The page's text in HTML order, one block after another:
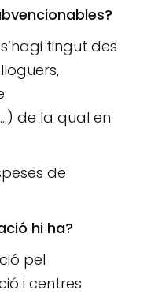
tingut des
de la qual en
de
hi ha?
pel
i centres